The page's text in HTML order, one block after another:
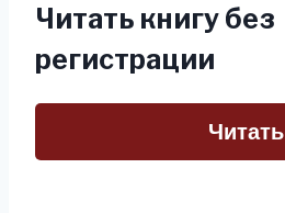
Читать книгу без
регистрации
Читать